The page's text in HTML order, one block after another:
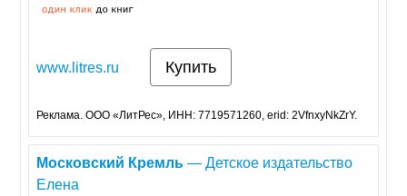
www.litres.ru Купить
Реклама. ООО «ЛитРес», ИНН: 7719571260, erid: 2VfnxyNkZrY.
Московский Кремль — Детское издательство
Елена